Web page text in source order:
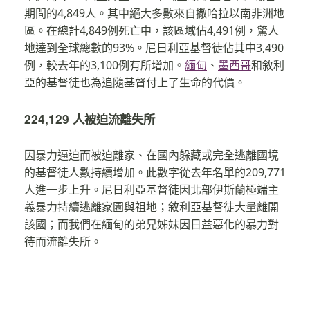
期間的4,849人。其中絕大多數來自撒哈拉以南非洲地
區。在總計4,849例死亡中，該區域佔4,491例，驚人
地達到全球總數的93%。尼日利亞基督徒佔其中3,490
例，較去年的3,100例有所增加。 緬甸 、 墨西哥和敘利
亞的基督徒也為追隨基督付上了生命的代價。
224,129 人被迫流離失所
因暴力逼迫而被迫離家、在國內躲藏或完全逃離國境
的基督徒人數持續增加。此數字從去年名單的209,771
人進一步上升。尼日利亞基督徒因北部伊斯蘭極端主
義暴力持續逃離家園與祖地；敘利亞基督徒大量離開
該國；而我們在緬甸的弟兄姊妹因日益惡化的暴力對
待而流離失所。